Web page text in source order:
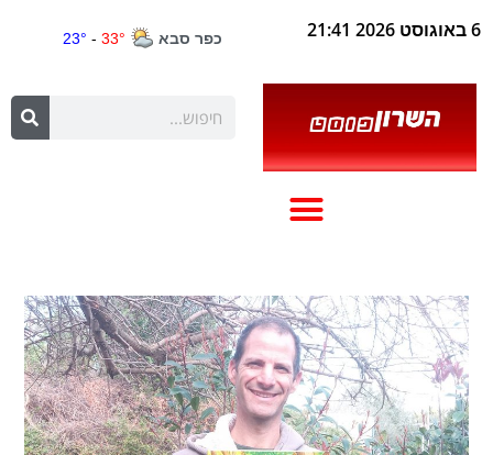
6 באוגוסט 2026 21:41